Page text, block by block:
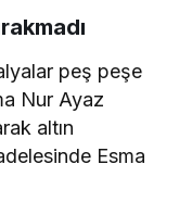
peş peşe
Nur Ayaz
altın
Esma